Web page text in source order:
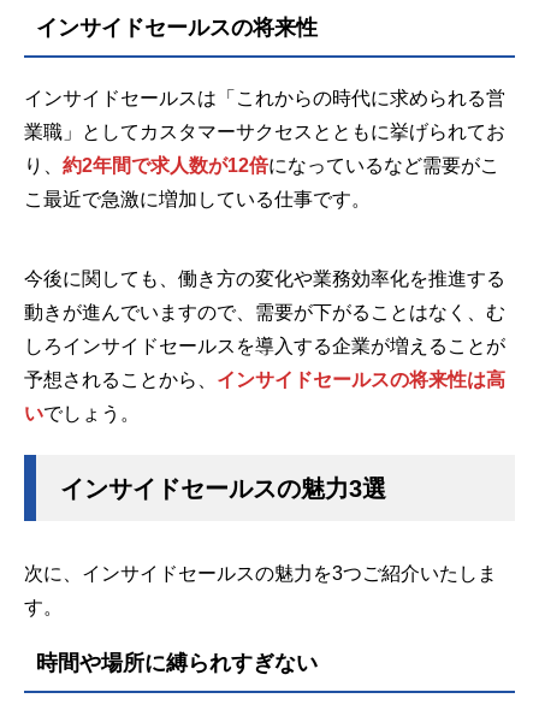
インサイドセールスの将来性
インサイドセールスは「これからの時代に求められる営
業職」としてカスタマーサクセスとともに挙げられてお
り、 約2年間で求人数が12倍になっているなど需要がこ
こ最近で急激に増加している仕事です。
今後に関しても、働き方の変化や業務効率化を推進する
動きが進んでいますので、需要が下がることはなく、む
しろインサイドセールスを導入する企業が増えることが
予想されることから、 インサイドセールスの将来性は高
いでしょう。
インサイドセールスの魅力3選
次に、インサイドセールスの魅力を3つご紹介いたしま
す。
時間や場所に縛られすぎない